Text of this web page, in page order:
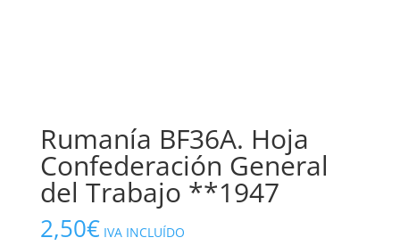
Rumanía BF36A. Hoja
Confederación General
del Trabajo **1947
2,50€ IVA INCLUÍDO